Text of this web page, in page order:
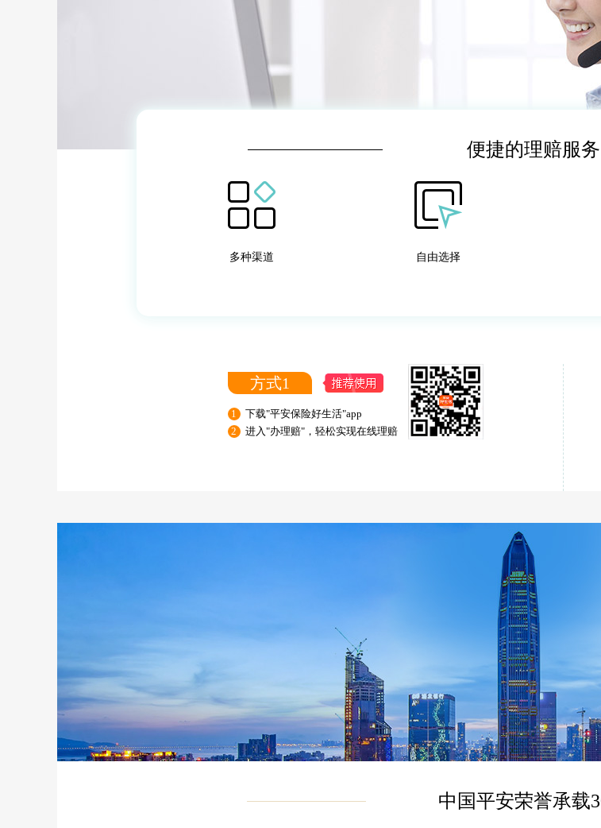
便捷的理赔服务
多种渠道 自由选择
方式1
1
下载"平安保险好生活"app
2
进入"办理赔"，轻松实现在线理赔
中国平安荣誉承载